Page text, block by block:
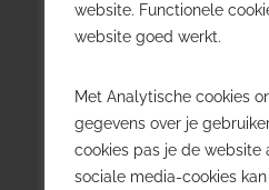
website. Functionele
website goed werkt.
Met Analytische cookies
gegevens over je
cookies pas je de website
sociale media-cookies
Logistiek.be
Logistiek.be brengt
trends en
transport,
en automatisering